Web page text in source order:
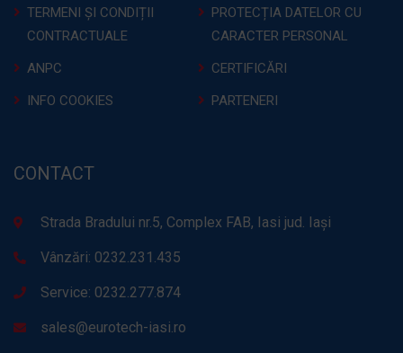
TERMENI ȘI CONDIȚII
CONTRACTUALE
PROTECȚIA DATELOR CU
CARACTER PERSONAL
ANPC
CERTIFICĂRI
INFO COOKIES
PARTENERI
CONTACT
Strada Bradului nr.5, Complex FAB, Iasi jud. Iași
Vânzări: 0232.231.435
Service: 0232.277.874
sales@eurotech-iasi.ro